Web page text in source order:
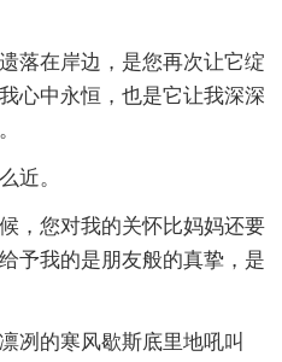
落在岸边，是您再次让它绽
心中永恒，也是它让我深深
近。
，您对我的关怀比妈妈还要
予我的是朋友般的真挚，是
冽的寒风歇斯底里地吼叫